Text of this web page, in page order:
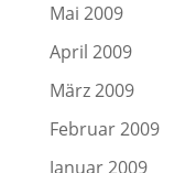
Mai 2009
April 2009
März 2009
Februar 2009
Januar 2009